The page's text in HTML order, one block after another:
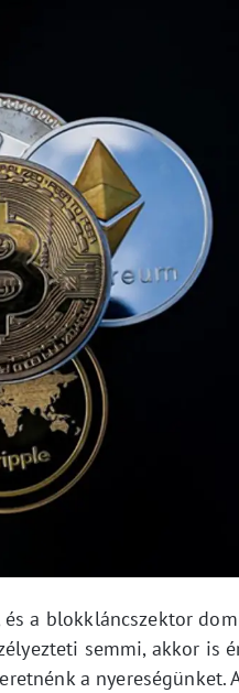
a blokkláncszektor
semmi, akkor is
a nyereségünket.